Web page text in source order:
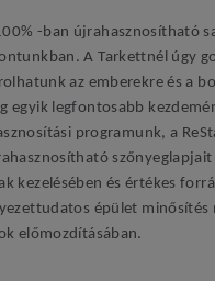
-ban újrahasznosítható
A Tarkettnél úgy
az emberekre és a
egyik legfontosabb
programunk, a
kezelésében és értékes
épület minősítés
előmozdításában.